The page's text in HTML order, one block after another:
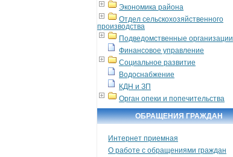
Экономика района
Отдел сельскохозяйственного
производства
Подведомственные организации
Финансовое управление
Социальное развитие
Водоснабжение
КДН и ЗП
Орган опеки и попечительства
ОБРАЩЕНИЯ ГРАЖДАН
Интернет приемная
О работе с обращениями граждан